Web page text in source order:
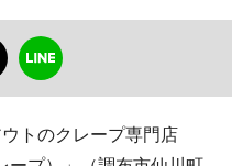
トのクレープ専門店